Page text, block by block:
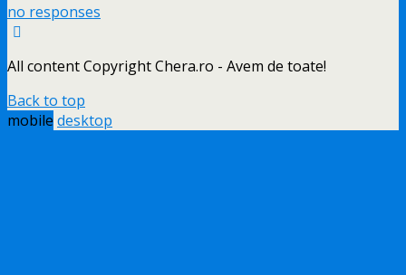
no responses
All content Copyright Chera.ro - Avem de toate!
Back to top
mobile desktop